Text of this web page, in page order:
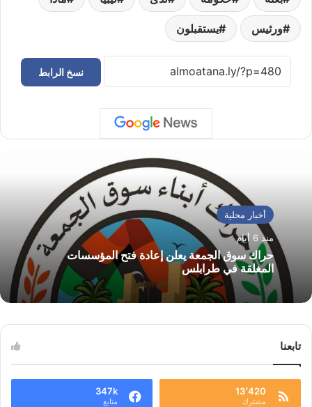
ورئيس يستقبلون
نسخ الرابط
أخبار محلية
منذ 6 أيام
حراك سوق الجمعة يعلن إعادة فتح المؤسسات
المغلقة في طرابلس
تابعنا
13٬420
مشترك
347k
متابع